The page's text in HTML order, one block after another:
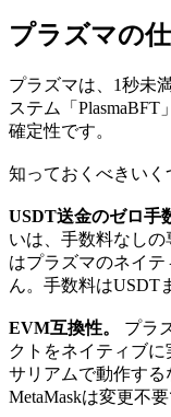
プラズマの
プラズマは、1秒未
ステム「
確定性です。
知っておくべきいく
USDT送金のゼロ手
いは、手数料なし
はプラズマのネイ
ん。手数料はUSDT
EVM互換性。
プラ
クトをネイティブ
サリアムで動作する
MetaMaskは変更不要